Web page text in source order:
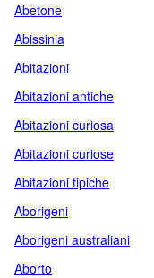
Abetone
Abissinia
Abitazioni
Abitazioni antiche
Abitazioni curiosa
Abitazioni curiose
Abitazioni tipiche
Aborigeni
Aborigeni australiani
Aborto